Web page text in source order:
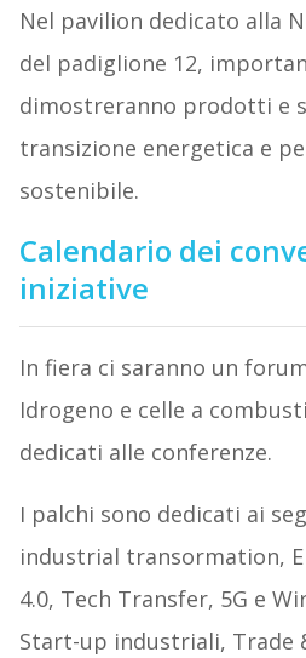
Nel pavilion dedicato alla
del padiglione 12,
dimostreranno prodotti e
transizione energetica e
sostenibile.
Calendario dei
iniziative
In fiera ci saranno un
Idrogeno e celle a
dedicati alle conferenze.
I palchi sono dedicati ai
industrial transormation,
4.0, Tech Transfer, 5G e
Start-up industriali, Trade